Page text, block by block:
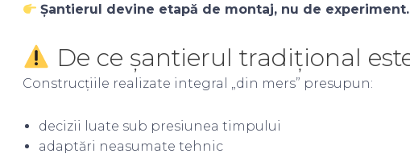
Șantierul devine etapă de montaj, nu de experiment.
De ce șantierul tradițional
Construcțiile realizate integral „din mers” presupun:
decizii luate sub presiunea timpului
adaptări neasumate tehnic